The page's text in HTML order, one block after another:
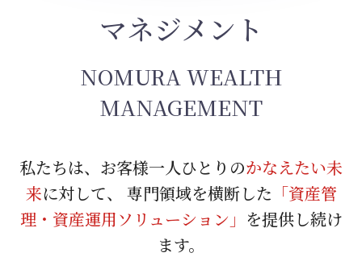
マネジメント
NOMURA WEALTH
MANAGEMENT
私たちは、お客様一人ひとりのかなえたい未
来に対して、 専門領域を横断した 「資産管
理・資産運用ソリューション」 を提供し続け
ます。